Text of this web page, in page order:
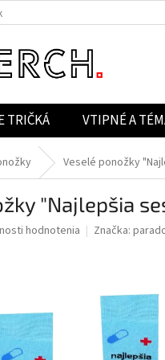
TRIČKÁ VTIPNÉ A
Veselé ponožky
"Najlepšia
hodnotenia Značka: